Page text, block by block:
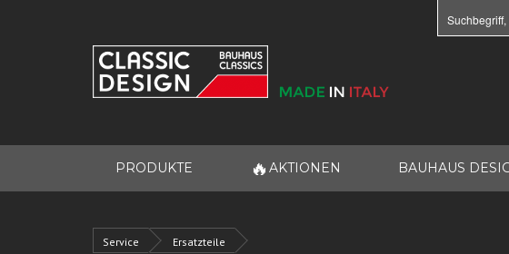
PRODUKTE 🔥 AKTIONEN BAUHAUS
Service Ersatzteile